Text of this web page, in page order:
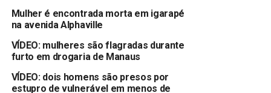
Mulher é encontrada morta em igarapé
na avenida Alphaville
VÍDEO: mulheres são flagradas durante
furto em drogaria de Manaus
VÍDEO: dois homens são presos por
estupro de vulnerável em menos de